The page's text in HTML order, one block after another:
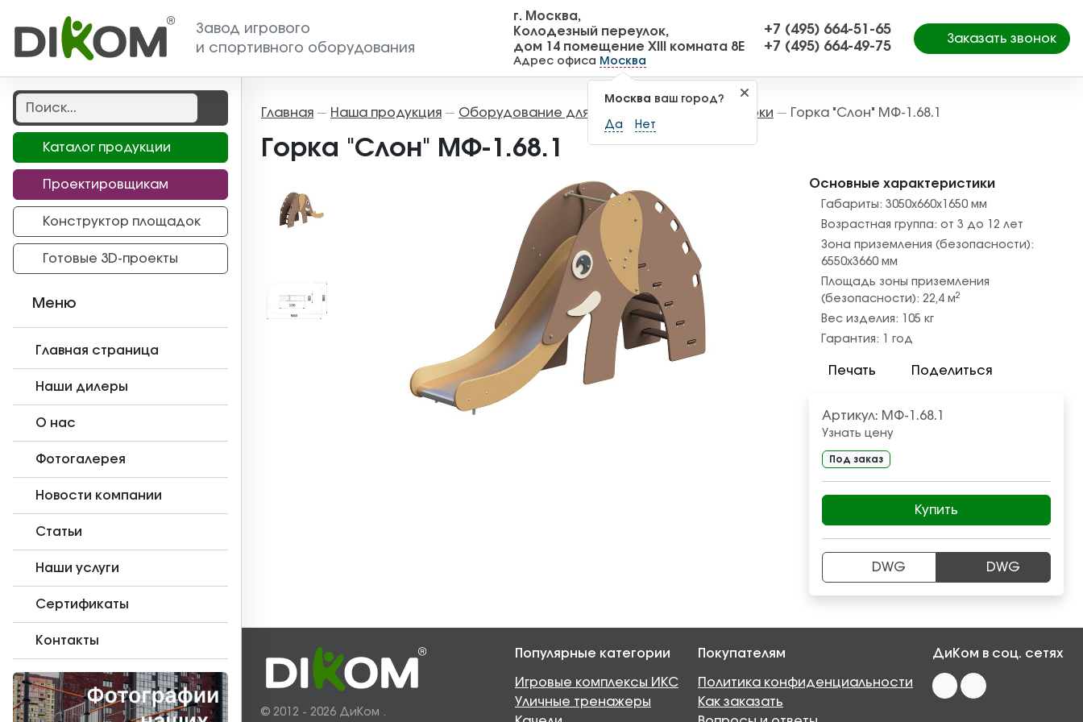
Завод игрового
и спортивного оборудования
г. Москва,
Колодезный переулок,
дом 14 помещение XIII комната 8Е
Адрес офиса Москва
Москва ваш город?
Да Нет
+7 (495) 664-51-65
+7 (495) 664-49-75
Заказать звонок
Каталог продукции
Проектировщикам
Конструктор площадок
Готовые 3D-проекты
Меню
Главная страница
Наши дилеры
О нас
Фотогалерея
Новости компании
Статьи
Наши услуги
Сертификаты
Контакты
Главная — Наша продукция — Оборудование для детских площадок Горки — Горка "Слон" МФ-1.68.1
Горка "Слон" МФ-1.68.1
Основные характеристики
Габариты: 3050х660х1650 мм
Возрастная группа: от 3 до 12 лет
Зона приземления (безопасности):
6550х3660 мм
Площадь зоны приземления
(безопасности): 22,4 м2
Вес изделия: 105 кг
Гарантия:
1 год
Печать Поделиться
Артикул: МФ-1.68.1
Узнать цену
Под заказ
Купить
DWG DWG
© 2012 - 2026 ДиКом .
Популярные категории
Игровые комплексы ИКС
Уличные тренажеры
Покупателям
Политика конфиденциальности
Как заказать
ДиКом в соц. сетях